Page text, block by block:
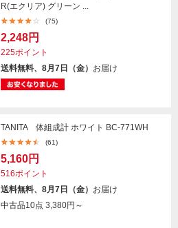
R(エクリア) グリーン ...
(75)
2,248円
225ポイント
送料無料、8月7日（金） お届け
TANITA 体組成計 ホワイト BC-771WH
(61)
5,160円
516ポイント
送料無料、8月7日（金） お届け
中古品10点 3,380円～